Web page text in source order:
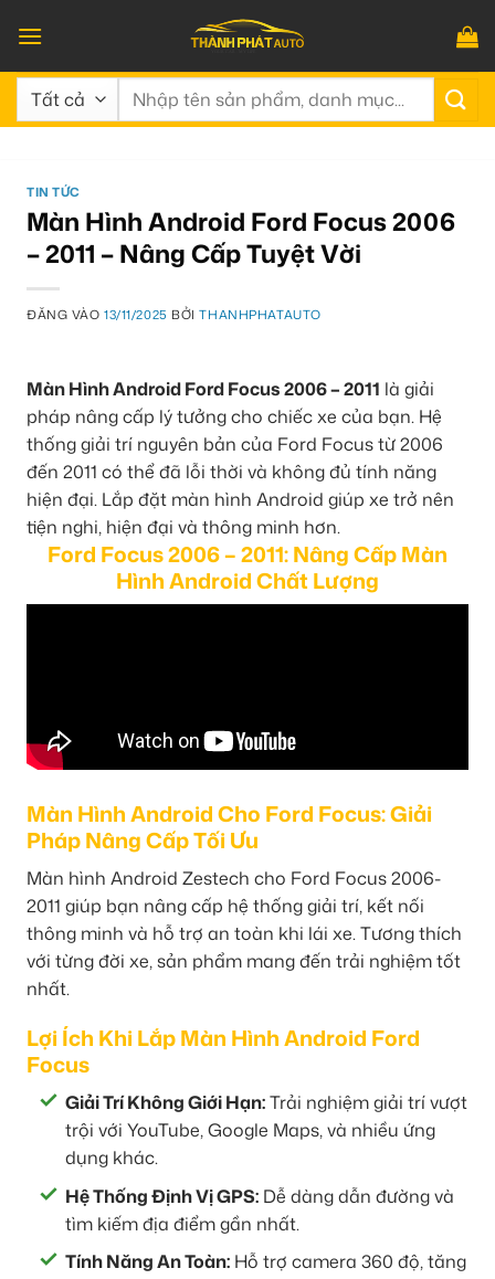
qua
nội
dung
Tìm
TIN TỨC
Màn Hình Android Ford Focus 2006
– 2011 – Nâng Cấp Tuyệt Vời
ĐĂNG VÀO13/11/2025 BỞITHANHPHATAUTO
Màn Hình Android Ford Focus 2006 – 2011 là giải
pháp nâng cấp lý tưởng cho chiếc xe của bạn. Hệ
thống giải trí nguyên bản của Ford Focus từ 2006
đến 2011 có thể đã lỗi thời và không đủ tính năng
hiện đại. Lắp đặt màn hình Android giúp xe trở nên
tiện nghi, hiện đại và thông minh hơn.
Ford Focus 2006 – 2011: Nâng Cấp Màn
Hình Android Chất Lượng
Màn Hình Android Cho Ford Focus: Giải
Pháp Nâng Cấp Tối Ưu
Màn hình Android Zestech cho Ford Focus 2006-
2011 giúp bạn nâng cấp hệ thống giải trí, kết nối
thông minh và hỗ trợ an toàn khi lái xe. Tương thích
với từng đời xe, sản phẩm mang đến trải nghiệm tốt
nhất.
Lợi Ích Khi Lắp Màn Hình Android Ford
Focus
Giải Trí Không Giới Hạn:Trải nghiệm giải trí vượt
trội với YouTube, Google Maps, và nhiều ứng
dụng khác.
Hệ Thống Định Vị GPS: Dễ dàng dẫn đường và
tìm kiếm địa điểm gần nhất.
Tính Năng An Toàn: Hỗ trợ camera 360 độ, tăng